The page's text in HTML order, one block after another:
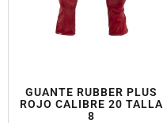
GUANTE RUBBER PLUS
ROJO CALIBRE 20 TALLA
8